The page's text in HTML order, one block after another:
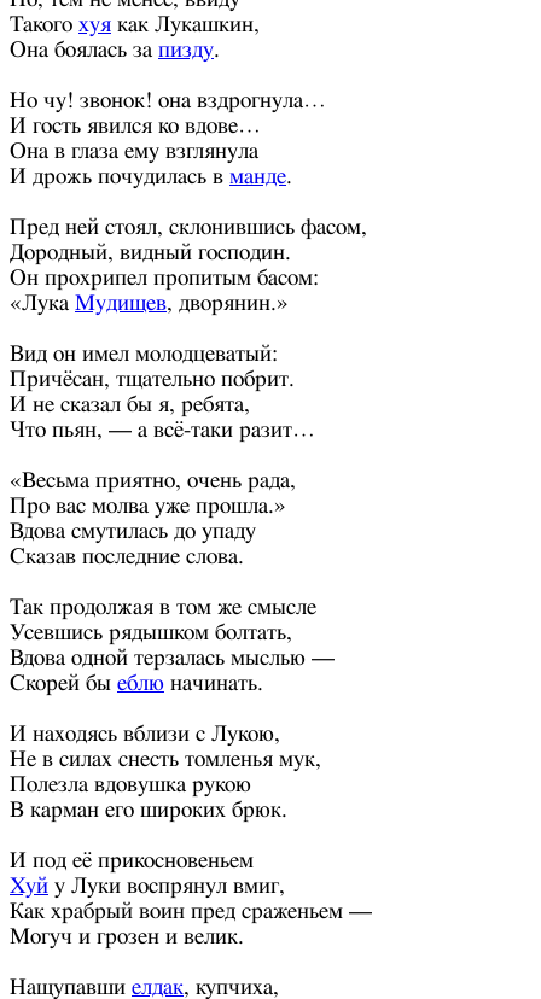
Такого хуя как Лукашкин,
Она боялась за пизду.
Но чу! звонок! она вздрогнула…
И гость явился ко вдове…
Она в глаза ему взглянула
И дрожь почудилась в манде.
Пред ней стоял, склонившись фасом,
Дородный, видный господин.
Он прохрипел пропитым басом:
«Лука Мудищев, дворянин.»
Вид он имел молодцеватый:
Причёсан, тщательно побрит.
И не сказал бы я, ребята,
Что пьян, — а всё-таки разит…
«Весьма приятно, очень рада,
Про вас молва уже прошла.»
Вдова смутилась до упаду
Сказав последние слова.
Так продолжая в том же смысле
Усевшись рядышком болтать,
Вдова одной терзалась мыслью —
Скорей бы еблю начинать.
И находясь вблизи с Лукою,
Не в силах снесть томленья мук,
Полезла вдовушка рукою
В карман его широких брюк.
И под её прикосновеньем
Хуй у Луки воспрянул вмиг,
Как храбрый воин пред сраженьем —
Могуч и грозен и велик.
Нащупавши елдак, купчиха,